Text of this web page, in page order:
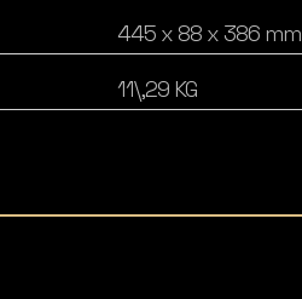
445 x 88 x 386 mm
11\,29 KG